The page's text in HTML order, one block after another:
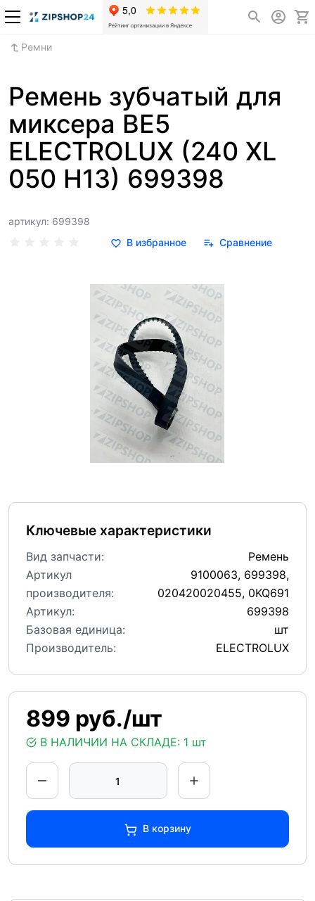
Ремни
Ремень зубчатый для
миксера BE5
ELECTROLUX (240 XL
050 H13) 699398
артикул: 699398
В избранное
Сравнение
899 руб./шт
В НАЛИЧИИ НА СКЛАДЕ: 1 шт
В корзину
Ключевые характеристики
Вид запчасти:
Ремень
Артикул
производителя:
9100063, 699398,
020420020455, 0KQ691
Артикул:
699398
Базовая единица:
шт
Производитель:
ELECTROLUX